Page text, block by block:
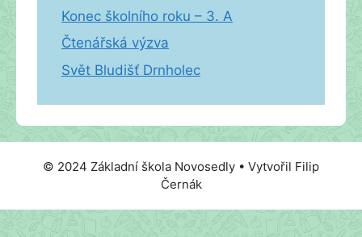
Konec školního roku – 3. A
Čtenářská výzva
Svět Bludišť Drnholec
© 2024 Základní škola Novosedly • Vytvořil Filip
Černák